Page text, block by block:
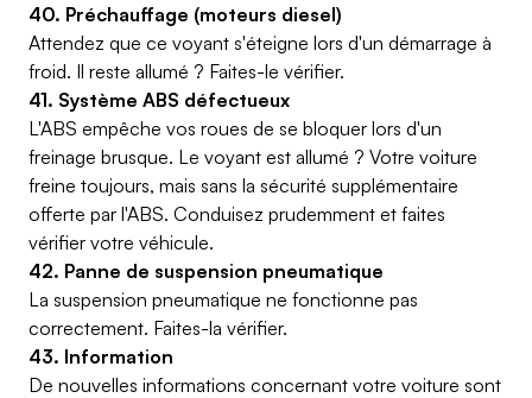
40. Préchauffage (moteurs diesel)
Attendez que ce voyant s'éteigne lors d'un démarrage à
froid. Il reste allumé ? Faites-le vérifier.
41. Système ABS défectueux
L'ABS empêche vos roues de se bloquer lors d'un
freinage brusque. Le voyant est allumé ? Votre voiture
freine toujours, mais sans la sécurité supplémentaire
offerte par l'ABS. Conduisez prudemment et faites
vérifier votre véhicule.
42. Panne de suspension pneumatique
La suspension pneumatique ne fonctionne pas
correctement. Faites-la vérifier.
43. Information
De nouvelles informations concernant votre voiture sont